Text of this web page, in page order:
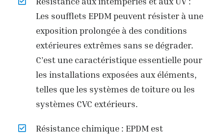
Les soufflets EPDM peuvent résister à une
exposition prolongée à des conditions
extérieures extrêmes sans se dégrader.
C’est une caractéristique essentielle pour
les installations exposées aux éléments,
telles que les systèmes de toiture ou les
systèmes CVC extérieurs.
Résistance chimique : EPDM est